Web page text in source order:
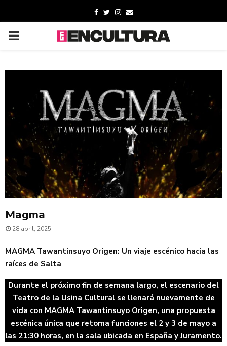
Magma
28 abril, 2025
MAGMA Tawantinsuyo Origen: Un viaje escénico hacia las
raíces de Salta
Durante el próximo fin de semana largo, el escenario del
Teatro de la Usina Cultural se llenará nuevamente de
vida con MAGMA Tawantinsuyo Origen, una propuesta
escénica única que retoma funciones el 2 y 3 de mayo a
las 21:30 horas, en la sala ubicada en España y Juramento.